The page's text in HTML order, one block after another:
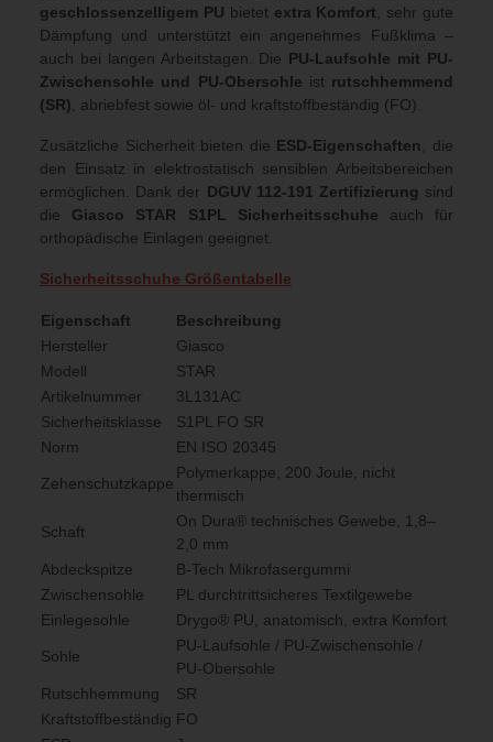
geschlossenzelligem PU bietet extra Komfort , sehr gute
Dämpfung und unterstützt ein angenehmes Fußklima –
auch bei langen Arbeitstagen. Die PU-Laufsohle mit PU-
Zwischensohle und PU-Obersohle ist rutschhemmend
(SR) , abriebfest sowie öl- und kraftstoffbeständig (FO).
Zusätzliche Sicherheit bieten die ESD-Eigenschaften , die
den Einsatz in elektrostatisch sensiblen Arbeitsbereichen
ermöglichen. Dank der DGUV 112-191 Zertifizierung sind
die Giasco STAR S1PL Sicherheitsschuhe auch für
orthopädische Einlagen geeignet.
Sicherheitsschuhe Größentabelle
Eigenschaft
Beschreibung
Hersteller
Giasco
Modell
STAR
Artikelnummer
3L131AC
Sicherheitsklasse
S1PL FO SR
Norm
EN ISO 20345
Zehenschutzkappe
Polymerkappe, 200 Joule, nicht
thermisch
Schaft
On Dura® technisches Gewebe, 1,8–
2,0 mm
Abdeckspitze
B-Tech Mikrofasergummi
Zwischensohle
PL durchtrittsicheres Textilgewebe
Einlegesohle
Drygo® PU, anatomisch, extra Komfort
Sohle
PU-Laufsohle / PU-Zwischensohle /
PU-Obersohle
Rutschhemmung
SR
Kraftstoffbeständig FO